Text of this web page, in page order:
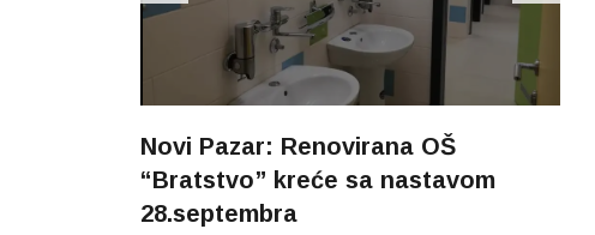
Novi Pazar: Renovirana OŠ
“Bratstvo” kreće sa nastavom
28.septembra